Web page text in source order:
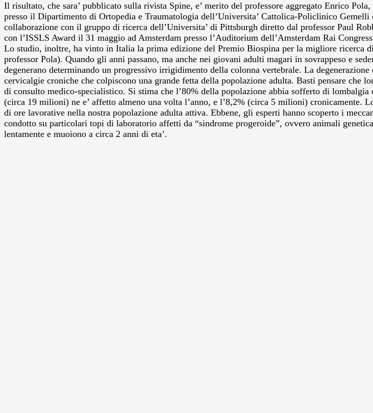
Il risultato, che sara’ pubblicato sulla rivista Spine, e’ merito del professore aggregato Enrico
presso il Dipartimento di Ortopedia e Traumatologia dell’Universita’ Cattolica-Policlinico
collaborazione con il gruppo di ricerca dell’Universita’ di Pittsburgh diretto dal professor Paul
con l’ISSLS Award il 31 maggio ad Amsterdam presso l’Auditorium dell’Amsterdam Rai
Lo studio, inoltre, ha vinto in Italia la prima edizione del Premio Biospina per la migliore ricerca
professor Pola). Quando gli anni passano, ma anche nei giovani adulti magari in sovrappeso e
degenerano determinando un progressivo irrigidimento della colonna vertebrale. La
cervicalgie croniche che colpiscono una grande fetta della popolazione adulta. Basti pensare che
di consulto medico-specialistico. Si stima che l’80% della popolazione abbia sofferto di
(circa 19 milioni) ne e’ affetto almeno una volta l’anno, e l’8,2% (circa 5 milioni) cronicamente.
di ore lavorative nella nostra popolazione adulta attiva. Ebbene, gli esperti hanno scoperto i
condotto su particolari topi di laboratorio affetti da “sindrome progeroide”, ovvero animali
lentamente e muoiono a circa 2 anni di eta’.